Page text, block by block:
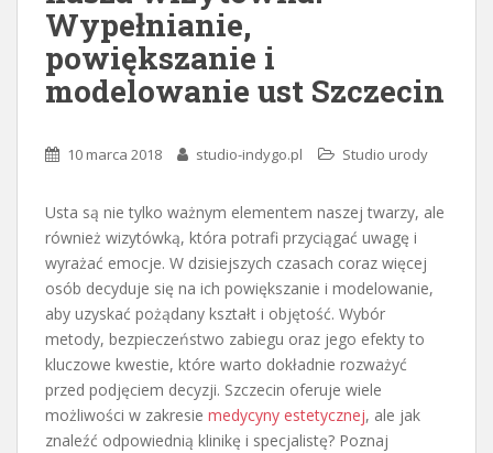
Wypełnianie,
powiększanie i
modelowanie ust Szczecin
10 marca 2018 studio-indygo.pl Studio urody
Usta są nie tylko ważnym elementem naszej twarzy, ale
również wizytówką, która potrafi przyciągać uwagę i
wyrażać emocje. W dzisiejszych czasach coraz więcej
osób decyduje się na ich powiększanie i modelowanie,
aby uzyskać pożądany kształt i objętość. Wybór
metody, bezpieczeństwo zabiegu oraz jego efekty to
kluczowe kwestie, które warto dokładnie rozważyć
przed podjęciem decyzji. Szczecin oferuje wiele
możliwości w zakresie medycyny estetycznej, ale jak
znaleźć odpowiednią klinikę i specjalistę? Poznaj